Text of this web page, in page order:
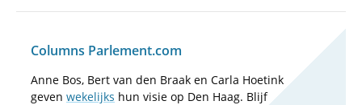
Columns Parlement.com
Anne Bos, Bert van den Braak en Carla Hoetink
geven wekelijks hun visie op Den Haag. Blijf